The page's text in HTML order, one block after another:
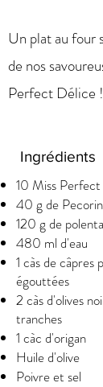
Un plat au four
de nos
Perfect Délice !
Ingrédients
10 Miss
40 g de
120 g de polenta
480 ml d'eau
1 càs de câpres
égouttées
2 càs d'olives
tranches
1 càc d'origan
Huile d'olive
Poivre et sel